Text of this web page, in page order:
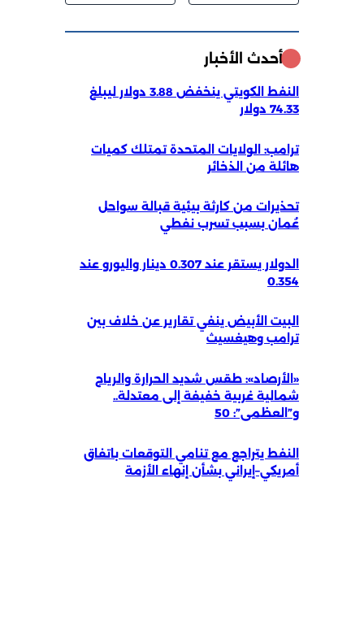
أحدث الأخبار
النفط الكويتي ينخفض 3.88 دولار ليبلغ
74.33 دولار
ترامب: الولايات المتحدة تمتلك كميات
هائلة من الذخائر
تحذيرات من كارثة بيئية قبالة سواحل
عُمان بسبب تسرب نفطي
الدولار يستقر عند 0.307 دينار واليورو عند
0.354
البيت الأبيض ينفي تقارير عن خلاف بين
ترامب وهيغسيث
«الأرصاد»: طقس شديد الحرارة والرياح
شمالية غربية خفيفة إلى معتدلة..
و”العظمى”: 50
النفط يتراجع مع تنامي التوقعات باتفاق
أمريكي–إيراني بشأن إنهاء الأزمة